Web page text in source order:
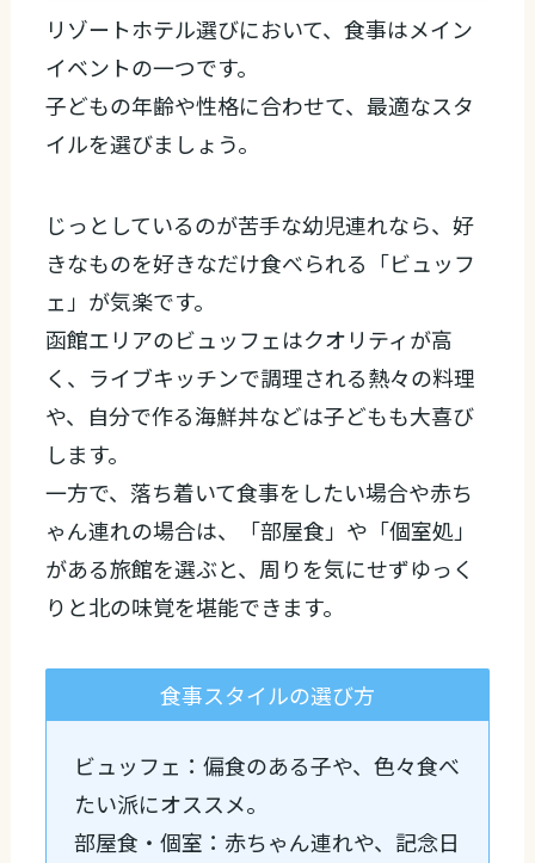
リゾートホテル選びにおいて、食事はメイン
イベントの一つです。
子どもの年齢や性格に合わせて、最適なスタ
イルを選びましょう。
じっとしているのが苦手な幼児連れなら、好
きなものを好きなだけ食べられる「ビュッフ
ェ」が気楽です。
函館エリアのビュッフェはクオリティが高
く、ライブキッチンで調理される熱々の料理
や、自分で作る海鮮丼などは子どもも大喜び
します。
一方で、落ち着いて食事をしたい場合や赤ち
ゃん連れの場合は、「部屋食」や「個室処」
がある旅館を選ぶと、周りを気にせずゆっく
りと北の味覚を堪能できます。
食事スタイルの選び方
ビュッフェ：偏食のある子や、色々食べ
たい派にオススメ。
部屋食・個室：赤ちゃん連れや、記念日